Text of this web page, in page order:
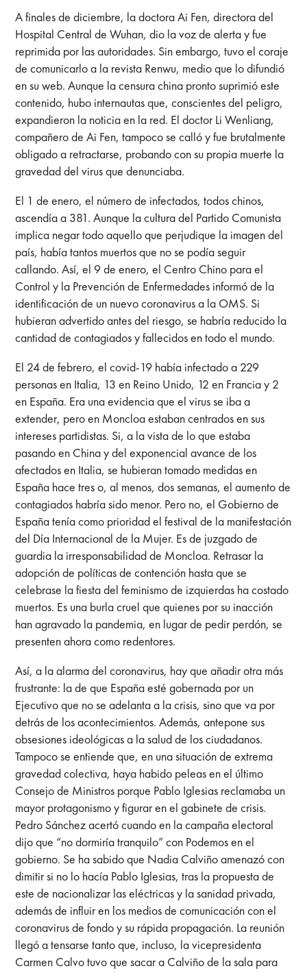
A finales de diciembre, la doctora Ai Fen, directora del
Hospital Central de Wuhan, dio la voz de alerta y fue
reprimida por las autoridades. Sin embargo, tuvo el coraje
de comunicarlo a la revista Renwu, medio que lo difundió
en su web. Aunque la censura china pronto suprimió este
contenido, hubo internautas que, conscientes del peligro,
expandieron la noticia en la red. El doctor Li Wenliang,
compañero de Ai Fen, tampoco se calló y fue brutalmente
obligado a retractarse, probando con su propia muerte la
gravedad del virus que denunciaba.
El 1 de enero, el número de infectados, todos chinos,
ascendía a 381. Aunque la cultura del Partido Comunista
implica negar todo aquello que perjudique la imagen del
país, había tantos muertos que no se podía seguir
callando. Así, el 9 de enero, el Centro Chino para el
Control y la Prevención de Enfermedades informó de la
identificación de un nuevo coronavirus a la OMS. Si
hubieran advertido antes del riesgo, se habría reducido la
cantidad de contagiados y fallecidos en todo el mundo.
El 24 de febrero, el covid-19 había infectado a 229
personas en Italia, 13 en Reino Unido, 12 en Francia y 2
en España. Era una evidencia que el virus se iba a
extender, pero en Moncloa estaban centrados en sus
intereses partidistas. Si, a la vista de lo que estaba
pasando en China y del exponencial avance de los
afectados en Italia, se hubieran tomado medidas en
España hace tres o, al menos, dos semanas, el aumento de
contagiados habría sido menor. Pero no, el Gobierno de
España tenía como prioridad el festival de la manifestación
del Día Internacional de la Mujer. Es de juzgado de
guardia la irresponsabilidad de Moncloa. Retrasar la
adopción de políticas de contención hasta que se
celebrase la fiesta del feminismo de izquierdas ha costado
muertos. Es una burla cruel que quienes por su inacción
han agravado la pandemia, en lugar de pedir perdón, se
presenten ahora como redentores.
Así, a la alarma del coronavirus, hay que añadir otra más
frustrante: la de que España esté gobernada por un
Ejecutivo que no se adelanta a la crisis, sino que va por
detrás de los acontecimientos. Además, antepone sus
obsesiones ideológicas a la salud de los ciudadanos.
Tampoco se entiende que, en una situación de extrema
gravedad colectiva, haya habido peleas en el último
Consejo de Ministros porque Pablo Iglesias reclamaba un
mayor protagonismo y figurar en el gabinete de crisis.
Pedro Sánchez acertó cuando en la campaña electoral
dijo que “no dormiría tranquilo” con Podemos en el
gobierno. Se ha sabido que Nadia Calviño amenazó con
dimitir si no lo hacía Pablo Iglesias, tras la propuesta de
este de nacionalizar las eléctricas y la sanidad privada,
además de influir en los medios de comunicación con el
coronavirus de fondo y su rápida propagación. La reunión
llegó a tensarse tanto que, incluso, la vicepresidenta
Carmen Calvo tuvo que sacar a Calviño de la sala para